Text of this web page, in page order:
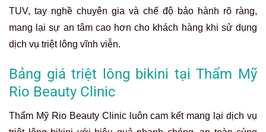
TUV, tay nghề chuyên gia và chế độ bảo hành rõ ràng,
mang lại sự an tâm cao hơn cho khách hàng khi sử dụng
dịch vụ triệt lông vĩnh viễn.
Bảng giá triệt lông bikini tại Thẩm Mỹ
Rio Beauty Clinic
Thẩm Mỹ Rio Beauty Clinic luôn cam kết mang lại dịch vụ